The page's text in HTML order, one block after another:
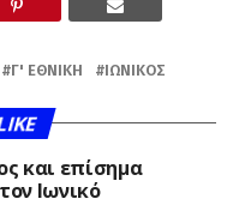
Γ' ΕΘΝΙΚΉ ΙΩΝΙΚΌΣ
και επίσημα
Ιωνικό